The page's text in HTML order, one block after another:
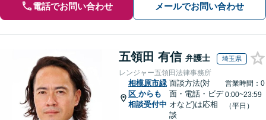
電話でお問い合わせ メールでお問い合わせ
五領田 有信 弁護士 埼玉県
レンジャー五領田法律事務所
相模原市緑
区 からも
相談受付中
面談方法(対
面・電話・ビデ
オなど)は応相
談
営業時間：0
0:00~23:59
（平日）